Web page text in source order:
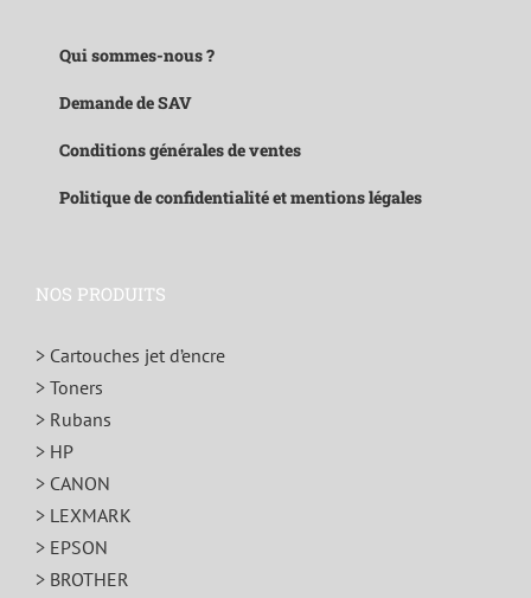
Qui sommes-nous ?
Demande de SAV
Conditions générales de ventes
Politique de confidentialité et mentions légales
NOS PRODUITS
> Cartouches jet d’encre
> Toners
> Rubans
> HP
> CANON
> LEXMARK
> EPSON
> BROTHER